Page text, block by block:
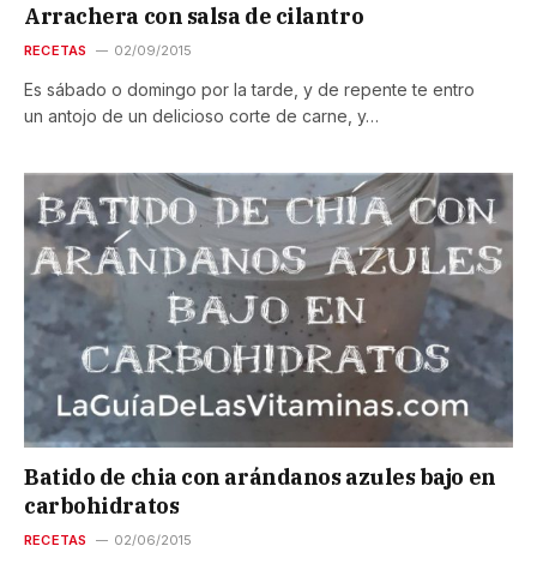
Arrachera con salsa de cilantro
RECETAS 02/09/2015
Es sábado o domingo por la tarde, y de repente te entro
un antojo de un delicioso corte de carne, y…
Batido de chia con arándanos azules bajo en
carbohidratos
RECETAS 02/06/2015